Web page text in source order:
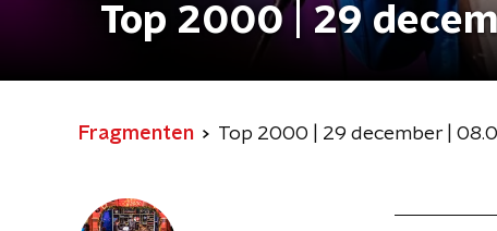
Top 2000 | 29
Fragmenten Top 2000 | 29 december |